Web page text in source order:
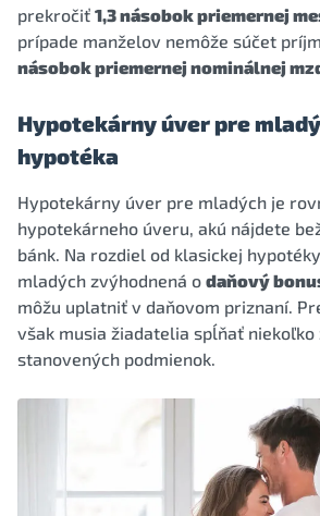
prekročiť 1,3 násobok priemernej
prípade manželov nemôže súčet
násobok priemernej nominálnej
Hypotekárny úver pre
hypotéka
Hypotekárny úver pre mladých je
hypotekárneho úveru, akú nájdete
bánk. Na rozdiel od klasickej
mladých zvýhodnená o daňový
môžu uplatniť v daňovom priznaní.
však musia žiadatelia spĺňať niekoľko
stanovených podmienok.